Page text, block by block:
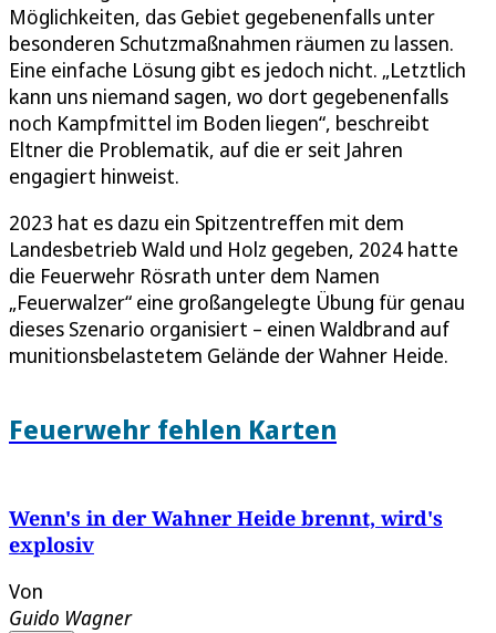
Möglichkeiten, das Gebiet gegebenenfalls unter
besonderen Schutzmaßnahmen räumen zu lassen.
Eine einfache Lösung gibt es jedoch nicht. „Letztlich
kann uns niemand sagen, wo dort gegebenenfalls
noch Kampfmittel im Boden liegen“, beschreibt
Eltner die Problematik, auf die er seit Jahren
engagiert hinweist.
2023 hat es dazu ein Spitzentreffen mit dem
Landesbetrieb Wald und Holz gegeben, 2024 hatte
die Feuerwehr Rösrath unter dem Namen
„Feuerwalzer“ eine großangelegte Übung für genau
dieses Szenario organisiert – einen Waldbrand auf
munitionsbelastetem Gelände der Wahner Heide.
Feuerwehr fehlen Karten
Wenn's in der Wahner Heide brennt, wird's
explosiv
Von
Guido Wagner